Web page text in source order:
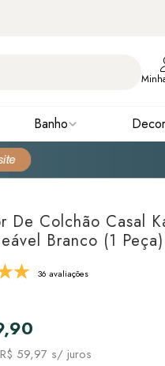
Banho
De Colchão Casal
Branco (1 Peça)
36 avaliações
59,97 s/ juros